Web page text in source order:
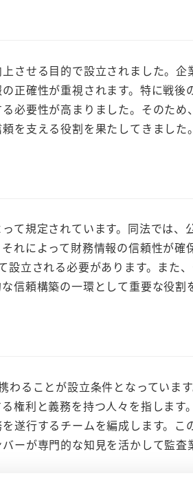
させる目的で設立されました。企
正確性が重視されます。特に戦後
必要性が高まりました。そのた
を支える役割を果たしてきました。
て規定されています。同法では、
れによって財務情報の信頼性が確
立される必要があります。また
信頼構築の一環として重要な役割
ることが設立条件となっていま
権利と義務を持つ人々を指します
遂行するチームを編成します。
ーが専門的な知見を活かして監査